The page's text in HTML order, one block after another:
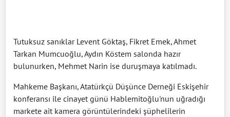
Tutuksuz sanıklar Levent Göktaş, Fikret Emek, Ahmet
Tarkan Mumcuoğlu, Aydın Köstem salonda hazır
bulunurken, Mehmet Narin ise duruşmaya katılmadı.
Mahkeme Başkanı, Atatürkçü Düşünce Derneği Eskişehir
konferansı ile cinayet günü Hablemitoğlu'nun uğradığı
markete ait kamera görüntülerindeki şüphelilerin